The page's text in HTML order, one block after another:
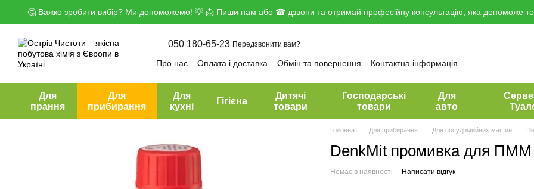
Перейти до основного контенту
🤔 Важко зробити вибір? Ми допоможемо! 💡 📩 Пиши нам або ☎ дзвони та отримай професійну консультацію, яка допоможе
050 180-65-23 Передзвонити вам?
Про нас Оплата і доставка Обмін та повернення
Контактна інформація
Для
прання
Для
прибирання
Для
кухні
Гігієна
Дитячі
товари
Господарські
товари
Для
авто
Головна Для прибирання Для посудомийних машин
DenkMit промивка для
Немає в наявності Написати відгук